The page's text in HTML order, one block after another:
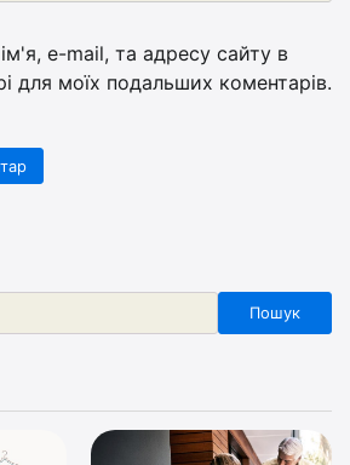
e-mail, та адресу сайту в
для моїх подальших коментарів.
Пошук